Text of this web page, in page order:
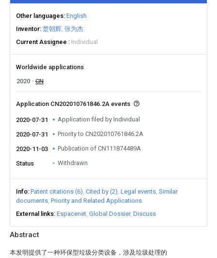
Abstract
本发明提供了一种环保型垃圾分类设备，涉及垃圾处理的
Other languages English
Inventor 楚朝辉 张为杰
Current Assignee
Individual
Worldwide applications
2020
CN
Application CN202010761846.2A events
2020-07-31 Application filed by Individual
2020-07-31 Priority to CN202010761846.2A
2020-11-03 Publication of CN111874489A
Status Withdrawn
Info Patent citations (6) Cited by (2) Legal events Similar
documents Priority and Related Applications
External links Espacenet Global Dossier Discuss